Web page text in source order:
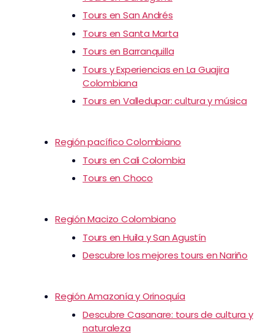
Tours en San Andrés
Tours en Santa Marta
Tours en Barranquilla
Tours y Experiencias en La Guajira
Colombiana
Tours en Valledupar: cultura y música
Región pacífico Colombiano
Tours en Cali Colombia
Tours en Choco
Región Macizo Colombiano
Tours en Huila y San Agustín
Descubre los mejores tours en Nariño
Región Amazonía y Orinoquía
Descubre Casanare: tours de cultura y
naturaleza